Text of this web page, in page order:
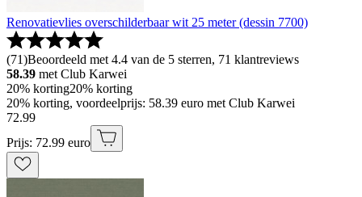
Renovatievlies overschilderbaar wit 25 meter (dessin 7700)
(71)Beoordeeld met 4.4 van de 5 sterren, 71 klantreviews
58.39 met Club Karwei
20% korting20% korting
20% korting, voordeelprijs: 58.39 euro met Club Karwei
72.99
Prijs: 72.99 euro